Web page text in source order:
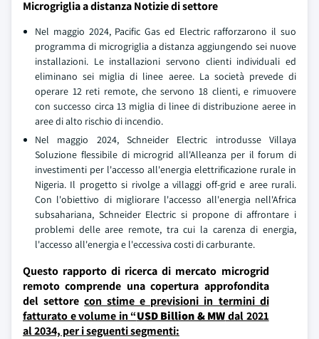
Microgriglia a distanza Notizie di settore
Nel maggio 2024, Pacific Gas ed Electric rafforzarono il suo
programma di microgriglia a distanza aggiungendo sei nuove
installazioni. Le installazioni servono clienti individuali ed
eliminano sei miglia di linee aeree. La società prevede di
operare 12 reti remote, che servono 18 clienti, e rimuovere
con successo circa 13 miglia di linee di distribuzione aeree in
aree di alto rischio di incendio.
Nel maggio 2024, Schneider Electric introdusse Villaya
Soluzione flessibile di microgrid all'Alleanza per il forum di
investimenti per l'accesso all'energia elettrificazione rurale in
Nigeria. Il progetto si rivolge a villaggi off-grid e aree rurali.
Con l'obiettivo di migliorare l'accesso all'energia nell'Africa
subsahariana, Schneider Electric si propone di affrontare i
problemi delle aree remote, tra cui la carenza di energia,
l'accesso all'energia e l'eccessiva costi di carburante.
Questo rapporto di ricerca di mercato microgrid
remoto comprende una copertura approfondita
del settorecon stime e previsioni in termini di
fatturato e volume in “USD Billion & MWdal 2021
al 2034, per i seguenti segmenti: